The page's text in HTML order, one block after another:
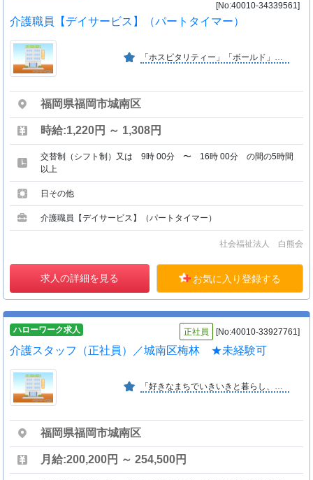
[No:40010-34339561]
介護職員【デイサービス】（パートタイマー）
「ホスピタリティー」「ボールド」「プロフェッショナル」が法人バリュー。利用者様だけでなく、特に仲間に対して思いやりの心（ホスピタリティー）を持つことを最も大事な価値観としています
福岡県福岡市城南区
時給:1,220円 ～ 1,308円
交替制（シフト制）又は 9時 00分 〜 16時 00分 の間の5時間
以上
日その他
介護職員【デイサービス】（パートタイマー）
社会福祉法人 白熊会
求人の詳細を見る お気に入り登録する
ハローワーク求人 正社員 [No:40010-33927761]
介護スタッフ（正社員）／城南区梅林 ★未経験可
「好きなまちでいきいきと暮らし、住み慣れたまちで安心して老いたい」ふくし生協はこのような組合員の願いに基づき、みんなで経営に参画し運営していく非営利の生活協同組合です。
福岡県福岡市城南区
月給:200,200円 ～ 254,500円